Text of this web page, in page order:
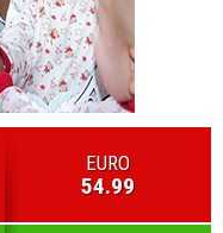
EURO
54.99